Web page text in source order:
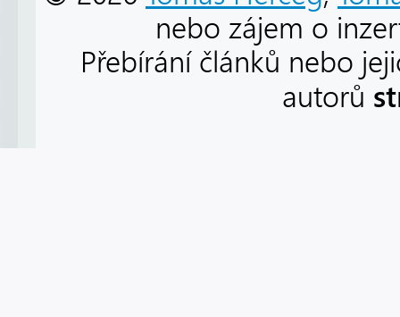
nebo zájem o
Přebírání článků nebo
autorů